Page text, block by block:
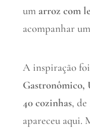
um arroz com
acompanhar um
A inspiração
Gastronômico,
40 cozinhas,
apareceu aqui.